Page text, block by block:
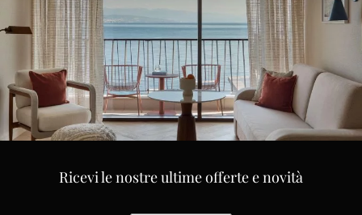
Ricevi le nostre ultime offerte e novità